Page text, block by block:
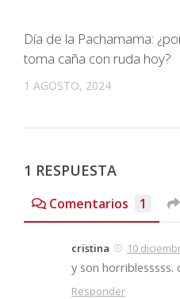
Día de la Pachamama:
toma caña con ruda hoy?
1 AGOSTO, 2024
1 RESPUESTA
Comentarios 1
cristina 10
y son
Responder